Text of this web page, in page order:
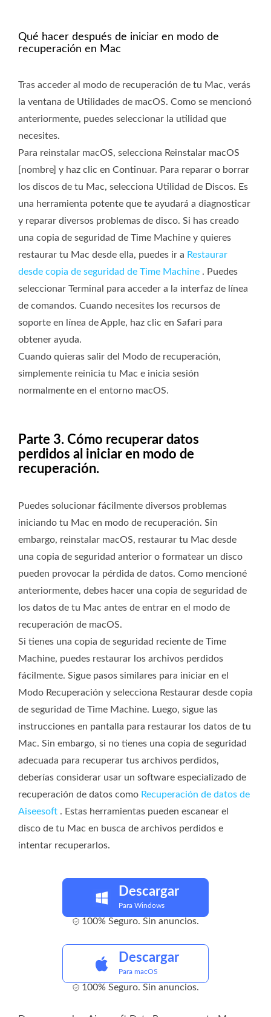
Qué hacer después de iniciar en modo de
recuperación en Mac
Tras acceder al modo de recuperación de tu Mac, verás
la ventana de Utilidades de macOS. Como se mencionó
anteriormente, puedes seleccionar la utilidad que
necesites.
Para reinstalar macOS, selecciona Reinstalar macOS
[nombre] y haz clic en Continuar. Para reparar o borrar
los discos de tu Mac, selecciona Utilidad de Discos. Es
una herramienta potente que te ayudará a diagnosticar
y reparar diversos problemas de disco. Si has creado
una copia de seguridad de Time Machine y quieres
restaurar tu Mac desde ella, puedes ir a Restaurar
desde copia de seguridad de Time Machine . Puedes
seleccionar Terminal para acceder a la interfaz de línea
de comandos. Cuando necesites los recursos de
soporte en línea de Apple, haz clic en Safari para
obtener ayuda.
Cuando quieras salir del Modo de recuperación,
simplemente reinicia tu Mac e inicia sesión
normalmente en el entorno macOS.
Parte 3. Cómo recuperar datos
perdidos al iniciar en modo de
recuperación.
Puedes solucionar fácilmente diversos problemas
iniciando tu Mac en modo de recuperación. Sin
embargo, reinstalar macOS, restaurar tu Mac desde
una copia de seguridad anterior o formatear un disco
pueden provocar la pérdida de datos. Como mencioné
anteriormente, debes hacer una copia de seguridad de
los datos de tu Mac antes de entrar en el modo de
recuperación de macOS.
Si tienes una copia de seguridad reciente de Time
Machine, puedes restaurar los archivos perdidos
fácilmente. Sigue pasos similares para iniciar en el
Modo Recuperación y selecciona Restaurar desde copia
de seguridad de Time Machine. Luego, sigue las
instrucciones en pantalla para restaurar los datos de tu
Mac. Sin embargo, si no tienes una copia de seguridad
adecuada para recuperar tus archivos perdidos,
deberías considerar usar un software especializado de
recuperación de datos como Recuperación de datos de
Aiseesoft . Estas herramientas pueden escanear el
disco de tu Mac en busca de archivos perdidos e
intentar recuperarlos.
Descargar
Para Windows
100% Seguro. Sin anuncios.
Descargar
Para macOS
100% Seguro. Sin anuncios.